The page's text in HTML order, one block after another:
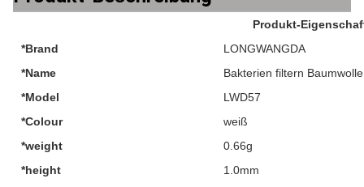
Produkt-
*Brand
LONGWANGDA
*Name
Bakterien filtern Baumwolle
*Model
LWD57
*Colour
weiß
*weight
0.66g
*height
1.0mm